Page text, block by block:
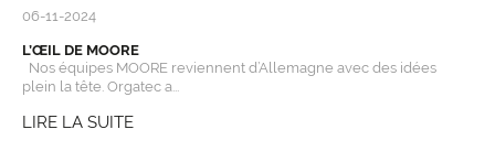
06-11-2024
L’ŒIL DE MOORE
Nos équipes MOORE reviennent d’Allemagne avec des idées
plein la tête. Orgatec a...
LIRE LA SUITE